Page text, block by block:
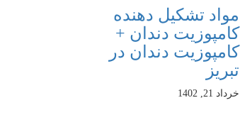
مواد تشکیل دهنده
کامپوزیت دندان +
کامپوزیت دندان در
تبریز
خرداد 21, 1402